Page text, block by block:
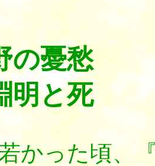
の憂愁
と死
った頃、『